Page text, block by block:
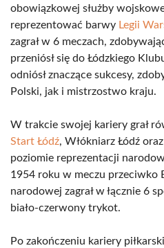
obowiązkowej służby
reprezentować barwy Legii
zagrał w 6 meczach,
przeniósł się do Łódzkiego
odniósł znaczące sukcesy,
Polski, jak i mistrzostwo kraju.
W trakcie swojej kariery grał
Start Łódź, Włókniarz Łódź
poziomie reprezentacji
1954 roku w meczu przeciwko
narodowej zagrał w łącznie 6
biało-czerwony trykot.
Po zakończeniu kariery